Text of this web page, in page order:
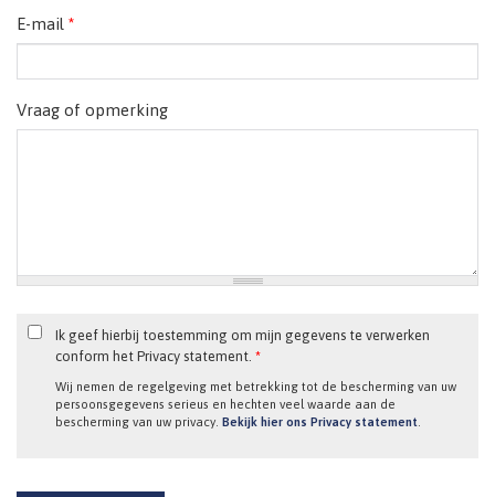
E-mail *
Vraag of opmerking
Ik geef hierbij toestemming om mijn gegevens te verwerken
conform het Privacy statement. *
Wij nemen de regelgeving met betrekking tot de bescherming van uw
persoonsgegevens serieus en hechten veel waarde aan de
bescherming van uw privacy. Bekijk hier ons Privacy statement